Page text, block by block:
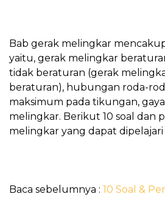
Bab gerak melingkar
yaitu, gerak melingkar
tidak beraturan (gerak
beraturan), hubungan roda-
maksimum pada tikungan,
melingkar. Berikut 10 soal dan
melingkar yang dapat
Baca sebelumnya : 10 Soal &